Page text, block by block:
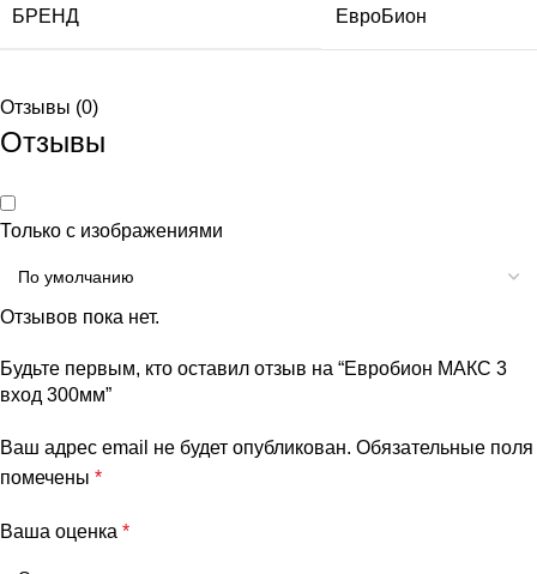
БРЕНД ЕвроБион
Отзывы (0)
Отзывы
Только с изображениями
Отзывов пока нет.
Будьте первым, кто оставил отзыв на “Евробион МАКС 3
вход 300мм”
Ваш адрес email не будет опубликован. Обязательные поля
помечены *
Ваша оценка *